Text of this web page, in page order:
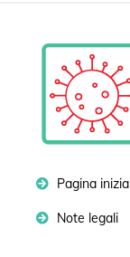
Pagina
Note legali